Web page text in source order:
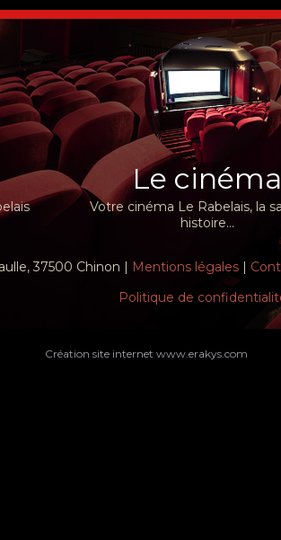
Le cinéma
Votre cinéma Le Rabelais, la
histoire...
37500 Chinon | Mentions légales |
Politique de
Création site internet www.erakys.com